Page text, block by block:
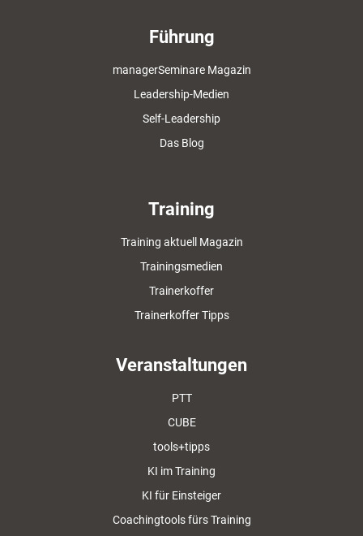
Führung
managerSeminare Magazin
Leadership-Medien
Self-Leadership
Das Blog
Training
Training aktuell Magazin
Trainingsmedien
Trainerkoffer
Trainerkoffer Tipps
Veranstaltungen
PTT
CUBE
tools+tipps
KI im Training
KI für Einsteiger
Coachingtools fürs Training